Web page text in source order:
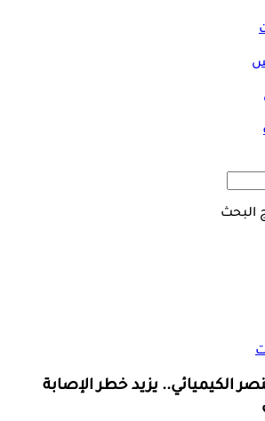
البحث
الكيميائي.. يزيد خطر الإصابة